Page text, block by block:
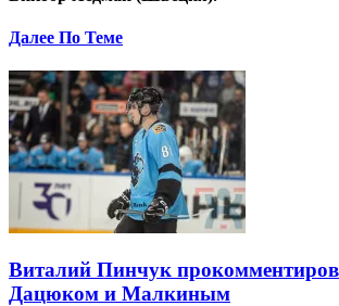
Далее По Теме
Виталий Пинчук
Дацюком и Малкиным